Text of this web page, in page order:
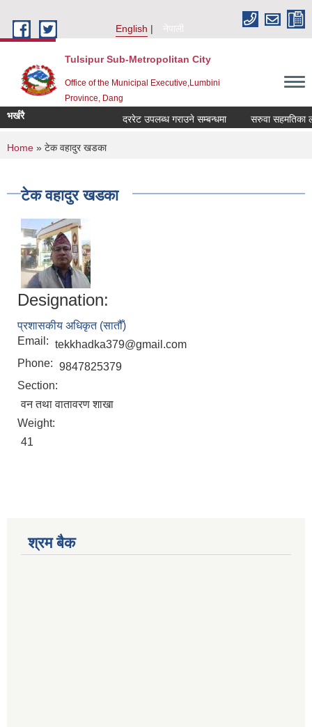
English
नेपाली
Tulsipur Sub-Metropolitan City
Office of the Municipal Executive,Lumbini
Province, Dang
भर्खरै दररेट उपलब्ध गराउने सम्बन्धमा सरुवा सहमतिका
You are here
Home » टेक वहादुर खडका
टेक वहादुर खडका
Designation:
प्रशासकीय अधिकृत (सातौँ)
Email: tekkhadka379@gmail.com
Phone: 9847825379
Section:
वन तथा वातावरण शाखा
Weight:
41
श्रम बैक